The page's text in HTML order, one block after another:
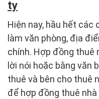
ty
Hiện nay, hầu hết các
làm văn phòng, địa
chính. Hợp đồng thuê
lời nói hoặc bằng văn
thuê và bên cho thuê
để hợp đồng thuê